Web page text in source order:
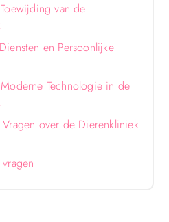
van de
en Persoonlijke
Technologie in de
Vragen over de Dierenkliniek